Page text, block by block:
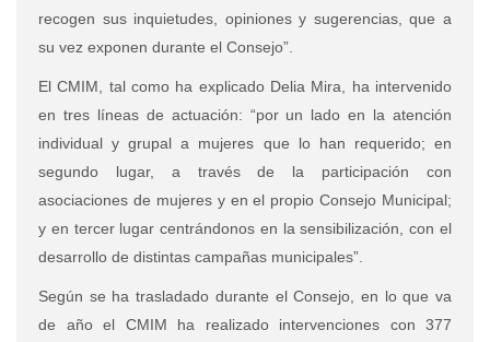
recogen sus inquietudes, opiniones y sugerencias, que a
su vez exponen durante el Consejo”.
El CMIM, tal como ha explicado Delia Mira, ha intervenido
en tres líneas de actuación: “por un lado en la atención
individual y grupal a mujeres que lo han requerido; en
segundo lugar, a través de la participación con
asociaciones de mujeres y en el propio Consejo Municipal;
y en tercer lugar centrándonos en la sensibilización, con el
desarrollo de distintas campañas municipales”.
Según se ha trasladado durante el Consejo, en lo que va
de año el CMIM ha realizado intervenciones con 377